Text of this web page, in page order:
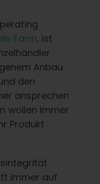
Farm, ist
Anbau
den
ansprechen
wollen immer
Produkt
immer auf